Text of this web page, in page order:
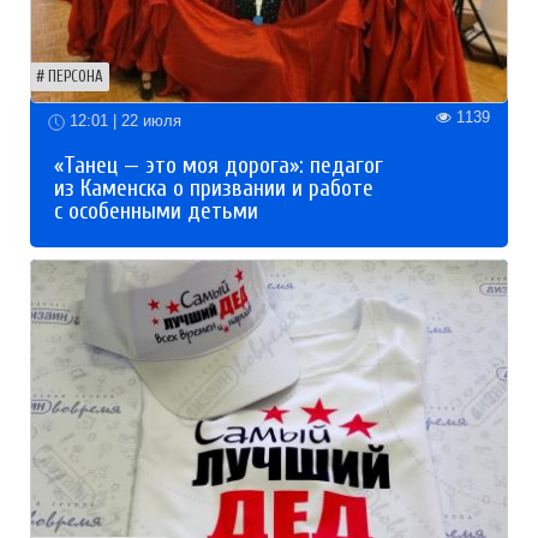
ПЕРСОНА
12:01 | 22 июля 1139
«Танец — это моя дорога»: педагог
из Каменска о призвании и работе
с особенными детьми